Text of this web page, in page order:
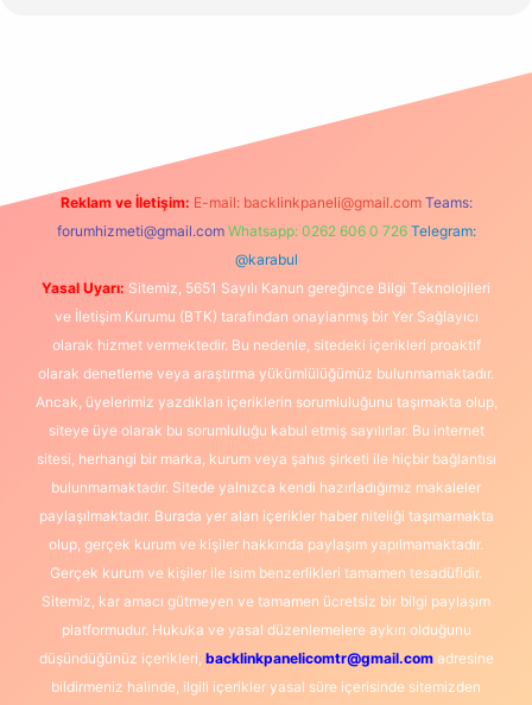
Reklam ve İletişim: E-mail: backlinkpaneli@gmail.com Teams:
forumhizmeti@gmail.com Whatsapp: 0262 606 0 726 Telegram:
@karabul
Yasal Uyarı: Sitemiz, 5651 Sayılı Kanun gereğince Bilgi Teknolojileri
ve İletişim Kurumu (BTK) tarafından onaylanmış bir Yer Sağlayıcı
olarak hizmet vermektedir. Bu nedenle, sitedeki içerikleri proaktif
olarak denetleme veya araştırma yükümlülüğümüz bulunmamaktadır.
Ancak, üyelerimiz yazdıkları içeriklerin sorumluluğunu taşımakta olup,
siteye üye olarak bu sorumluluğu kabul etmiş sayılırlar. Bu internet
sitesi, herhangi bir marka, kurum veya şahıs şirketi ile hiçbir bağlantısı
bulunmamaktadır. Sitede yalnızca kendi hazırladığımız makaleler
paylaşılmaktadır. Burada yer alan içerikler haber niteliği taşımamakta
olup, gerçek kurum ve kişiler hakkında paylaşım yapılmamaktadır.
Gerçek kurum ve kişiler ile isim benzerlikleri tamamen tesadüfidir.
Sitemiz, kar amacı gütmeyen ve tamamen ücretsiz bir bilgi paylaşım
platformudur. Hukuka ve yasal düzenlemelere aykırı olduğunu
düşündüğünüz içerikleri, backlinkpanelicomtr@gmail.comadresine
bildirmeniz halinde, ilgili içerikler yasal süre içerisinde sitemizden